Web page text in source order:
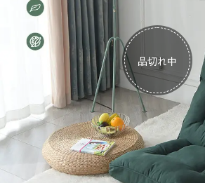
品切れ中